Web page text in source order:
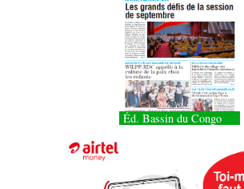
Éd. Bassin du Congo